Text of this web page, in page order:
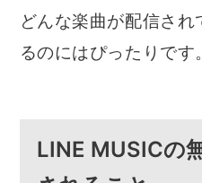
どんな楽曲が配信さ
るのにはぴったりです
LINE MUSICの